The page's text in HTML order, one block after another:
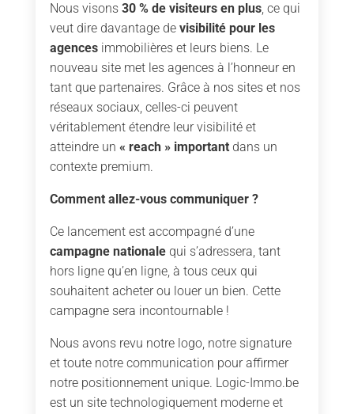
Nous visons 30 % de visiteurs en plus, ce qui
veut dire davantage de visibilité pour les
agencesimmobilières et leurs biens. Le
nouveau site met les agences à l’honneur en
tant que partenaires. Grâce à nos sites et nos
réseaux sociaux, celles-ci peuvent
véritablement étendre leur visibilité et
atteindre un « reach » importantdans un
contexte premium.
Comment allez-vous communiquer ?
Ce lancement est accompagné d’une
campagne nationalequi s’adressera, tant
hors ligne qu’en ligne, à tous ceux qui
souhaitent acheter ou louer un bien. Cette
campagne sera incontournable !
Nous avons revu notre logo, notre signature
et toute notre communication pour affirmer
notre positionnement unique. Logic-Immo.be
est un site technologiquement moderne et